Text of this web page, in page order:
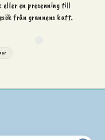
eller en presenning till
från grannens katt.